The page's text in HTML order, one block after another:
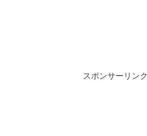
スポンサーリンク